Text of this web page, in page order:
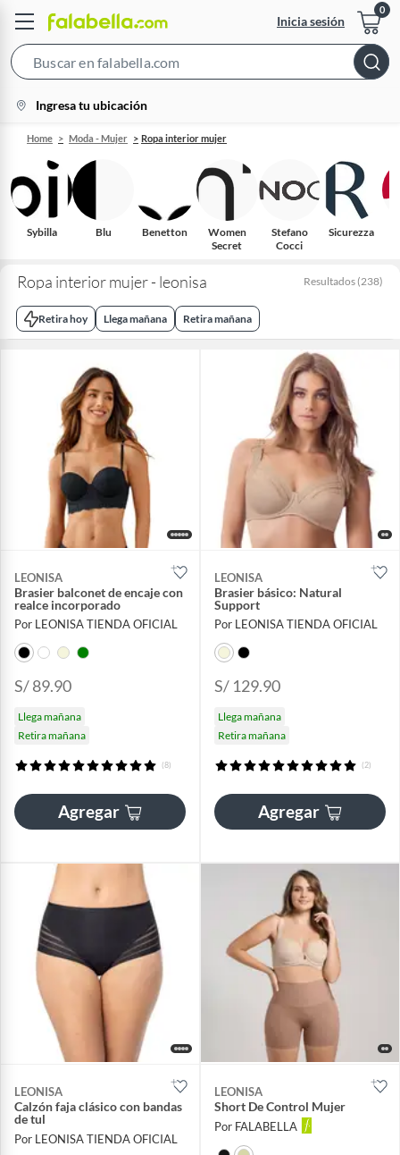
Inicia sesión
Bar
location-
icon
Ingresa tu ubicación
Home Moda - Mujer Ropa interior mujer
Sybilla Blu Benetton
Women
Secret
Stefano
Cocci
Sicurezza
Ropa interior mujer - leonisa Resultados (238)
Retira hoy Llega mañana Retira mañana
LEONISA
Brasier balconet de encaje con
realce incorporado
Por LEONISA TIENDA OFICIAL
S/ 89.90
Llega mañana
Retira mañana
(8)
Agregar
LEONISA
Brasier básico: Natural
Support
Por LEONISA TIENDA OFICIAL
S/ 129.90
Llega mañana
Retira mañana
(2)
Agregar
LEONISA
Calzón faja clásico con bandas
de tul
Por LEONISA TIENDA OFICIAL
LEONISA
Short De Control Mujer
Por FALABELLA